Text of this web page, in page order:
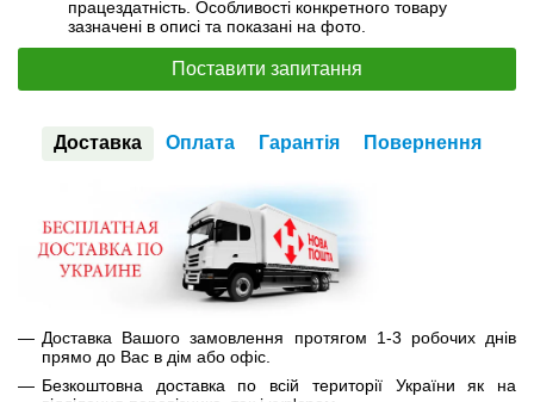
працездатність. Особливості конкретного товару
зазначені в описі та показані на фото.
Поставити запитання
Доставка Оплата Гарантія Повернення
Доставка Вашого замовлення протягом 1-3 робочих днів
прямо до Вас в дім або офіс.
Безкоштовна доставка по всій території України як на